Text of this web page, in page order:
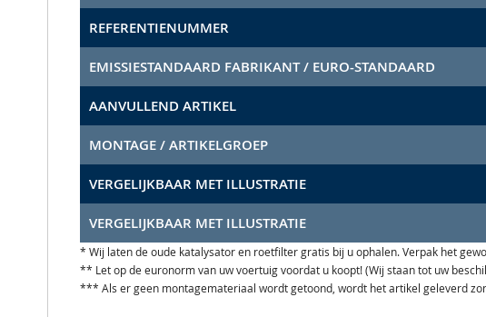
REFERENTIENUMMER
EMISSIESTANDAARD FABRIKANT / EURO-STANDAARD
AANVULLEND ARTIKEL
MONTAGE / ARTIKELGROEP
VERGELIJKBAAR MET ILLUSTRATIE
VERGELIJKBAAR MET ILLUSTRATIE
* Wij laten de oude katalysator en roetfilter gratis bij u ophalen. Verpak het
** Let op de euronorm van uw voertuig voordat u koopt! (Wij staan tot uw
*** Als er geen montagemateriaal wordt getoond, wordt het artikel geleverd